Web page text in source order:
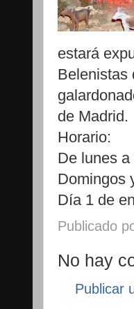
estará
Belenistas
de Madrid.
Horario:
De lunes
Domingos
Día 1 de
Publicado
No hay
Publicar